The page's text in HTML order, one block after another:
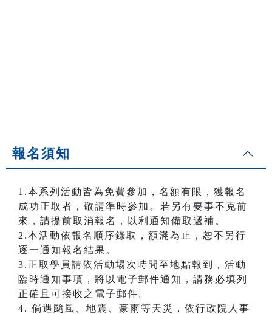
報名須知
1.本系列活動皆為免費參加，名額有限，獲報名
成功正取者，敬請準時參加。若另有要事不克前
來，請提前取消報名，以利通知備取遞補。
2.本活動依報名順序錄取，額滿為止，恕不另行
逐一通知報名結果。
3.正取學員請依活動場次時間至地點報到，活動
臨時通知事項，將以電子郵件通知，請務必填列
正確且可接收之電子郵件。
4. 倘遇颱風、地震、豪雨等天災，依行政院人事